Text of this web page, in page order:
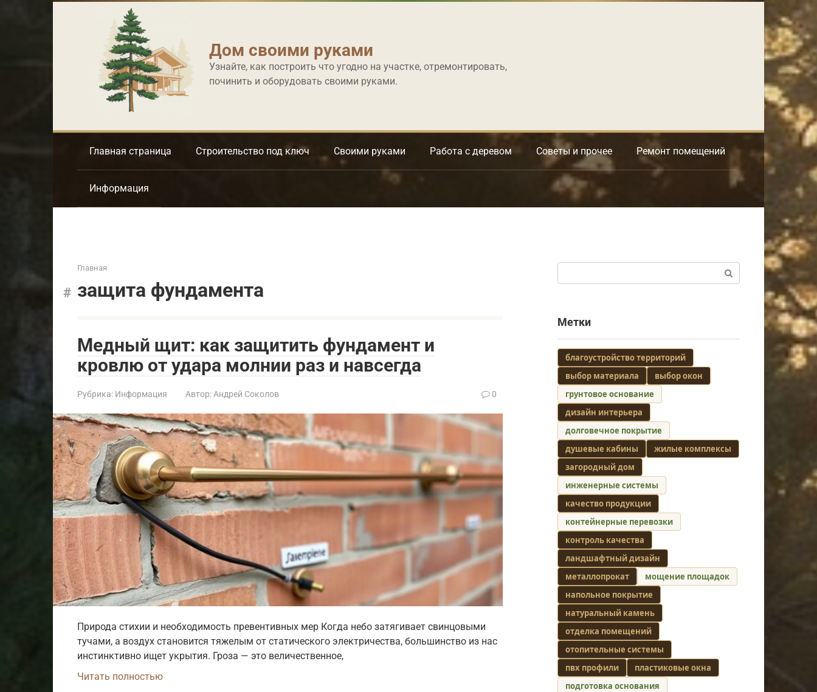
Дом своими руками
Узнайте, как построить что угодно на участке, отремонтировать,
починить и оборудовать своими руками.
Главная страница Строительство под ключ Своими руками Работа с деревом Советы и прочее Ремонт помещений
Информация
Главная
защита фундамента
Медный щит: как защитить фундамент и
кровлю от удара молнии раз и навсегда
Рубрика: Информация Автор: Андрей Соколов 0
Природа стихии и необходимость превентивных мер Когда небо затягивает свинцовыми
тучами, а воздух становится тяжелым от статического электричества, большинство из нас
инстинктивно ищет укрытия. Гроза — это величественное,
Читать полностью
Метки
благоустройство территорий
выбор материала
выбор окон
грунтовое основание
дизайн интерьера
долговечное покрытие
душевые кабины
жилые комплексы
загородный дом
инженерные системы
качество продукции
контейнерные перевозки
контроль качества
ландшафтный дизайн
металлопрокат
мощение площадок
напольное покрытие
натуральный камень
отделка помещений
отопительные системы
пвх профили
пластиковые окна
подготовка основания